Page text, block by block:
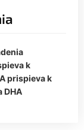
k
prispieva k
DHA